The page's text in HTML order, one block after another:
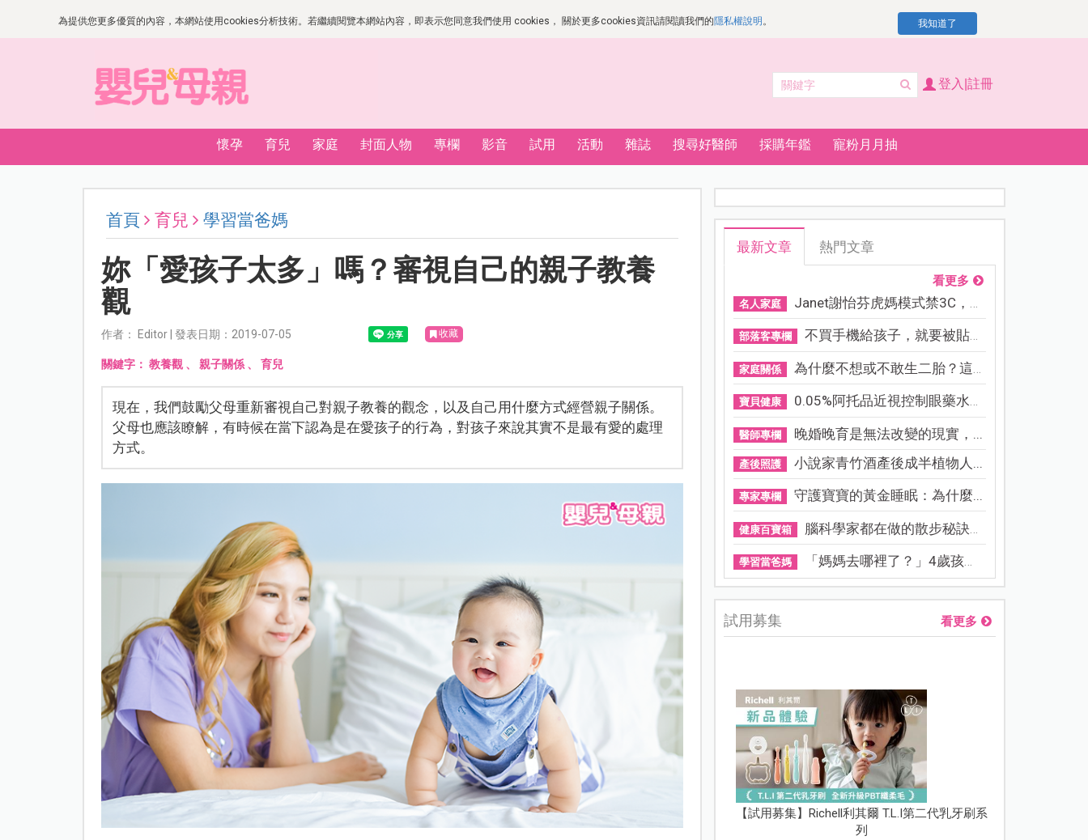
為提供您更多優質的內容，本網站使用cookies分析技術。若繼續閱覽本網站內容，即表示您同意我們使用 cookies， 關於更多cookies資訊請閱讀我們的隱私權說明 。 我知道了
登入|註冊
懷孕 育兒 家庭 封面人物 專欄 影音 試用 活動 雜誌 搜尋好醫師 採購年鑑 寵粉月月抽
首頁 育兒 學習當爸媽
妳「愛孩子太多」嗎？審視自己的親子教養
觀
作者： Editor | 發表日期：2019-07-05 收藏
關鍵字： 教養觀、 親子關係、 育兒
現在，我們鼓勵父母重新審視自己對親子教養的觀念，以及自己用什麼方式經營親子關係。
父母也應該瞭解，有時候在當下認為是在愛孩子的行為，對孩子來說其實不是最有愛的處理
方式。
最新文章 熱門文章
看更多
名人家庭 Janet謝怡芬虎媽模式禁3C，看...
部落客專欄 不買手機給孩子，就要被貼「...
家庭關係 為什麼不想或不敢生二胎？這8...
寶貝健康 0.05%阿托品近視控制眼藥水納...
醫師專欄 晚婚晚育是無法改變的現實，...
產後照護 小說家青竹酒產後成半植物人...
專家專欄 守護寶寶的黃金睡眠：為什麼...
健康百寶箱 腦科學家都在做的散步秘訣！...
學習當爸媽 「媽媽去哪裡了？」4歲孩子還...
試用募集 看更多
【試用募集】Richell利其爾 T.L.I第二代乳牙刷系
列